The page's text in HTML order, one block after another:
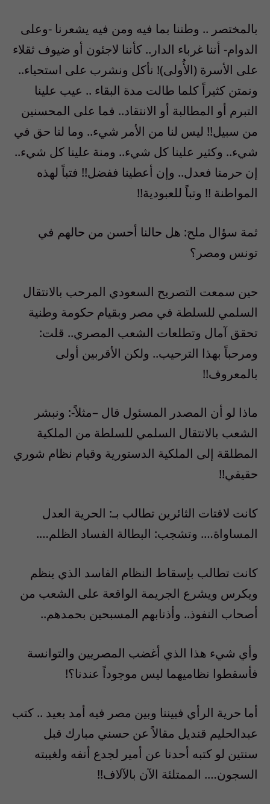
بالمختصر .. وطننا بما فيه ومن فيه يشعرنا -وعلى
الدوام- أننا غرباء الدار.. كأننا لاجئون أو ضيوف ثقلاء
على الأسرة (الأُولى)! نأكل ونشرب على استحياء..
ونمتن كثيراً كلما طالت مدة البقاء .. عيب علينا
التبرم أو المطالبة أو الانتقاد.. فما على المحسنين
من سبيل!! ليس لنا من الأمر شيء.. وما لنا حق في
شيء.. وكثير علينا كل شيء.. ومنة علينا كل شيء..
إن حرمنا فعدل.. وإن أعطينا ففضل!! فتباً لهذه
المواطنة !! وتباً للعبودية!!
ثمة سؤال ملح: هل حالنا أحسن من حالهم في
تونس ومصر؟
حين سمعت التصريح السعودي المرحب بالانتقال
السلمي للسلطة في مصر وبقيام حكومة وطنية
تحقق آمال وتطلعات الشعب المصري.. قلت:
ومرحباً بهذا الترحيب.. ولكن الأقربين أولى
بالمعروف!!
ماذا لو أن المصدر المسئول قال –مثلاً-: ونبشر
الشعب بالانتقال السلمي للسلطة من الملكية
المطلقة إلى الملكية الدستورية وقيام نظام شوري
حقيقي!!
كانت لافتات الثائرين تطالب بـ: الحرية العدل
المساواة…. وتشجب: البطالة الفساد الظلم….
كانت تطالب بإسقاط النظام الفاسد الذي ينظم
ويكرس ويشرع الجريمة الواقعة على الشعب من
أصحاب النفوذ.. وأذنابهم المسبحين بحمدهم..
وأي شيء هذا الذي أغضب المصريين والتوانسة
فأسقطوا نظاميهما ليس موجوداً عندنا؟!
أما حرية الرأي فبيننا وبين مصر فيه أمد بعيد .. كتب
عبدالحليم قنديل مقالاً عن حسني مبارك قبل
سنتين لو كتبه أحدنا عن أمير لجدع أنفه ولغيبته
السجون…. الممتلئة الآن بالآلاف!!